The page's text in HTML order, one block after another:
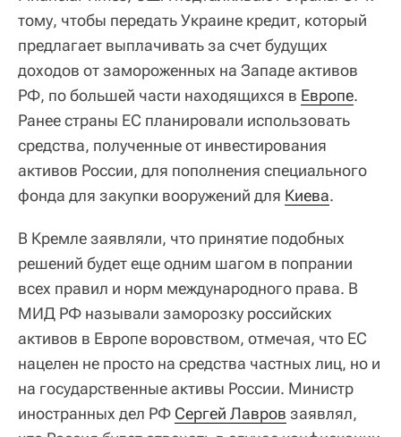
тому, чтобы передать Украине кредит, который
предлагает выплачивать за счет будущих
доходов от замороженных на Западе активов
РФ, по большей части находящихся в Европе.
Ранее страны ЕС планировали использовать
средства, полученные от инвестирования
активов России, для пополнения специального
фонда для закупки вооружений для Киева.
В Кремле заявляли, что принятие подобных
решений будет еще одним шагом в попрании
всех правил и норм международного права. В
МИД РФ называли заморозку российских
активов в Европе воровством, отмечая, что ЕС
нацелен не просто на средства частных лиц, но и
на государственные активы России. Министр
иностранных дел РФ Сергей Лавров заявлял,